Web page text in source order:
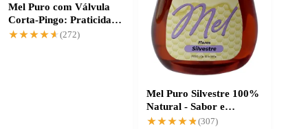
Mel Puro com Válvula
Corta-Pingo: Praticidade
na Medida Certa
★★★★★
★★★★★ (272)
Mel Puro Silvestre 100%
Natural - Sabor e
Qualidade na Medalha
★★★★★
★★★★★(307)